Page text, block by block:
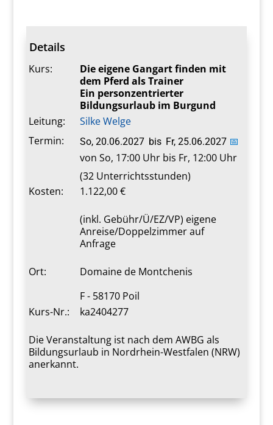
Details
Kurs:
Die eigene Gangart finden mit
dem Pferd als Trainer
Ein personzentrierter
Bildungsurlaub im Burgund
Leitung:
Silke Welge
Termin:
So, 20.06.2027 bis Fr, 25.06.2027 📅
von So, 17:00 Uhr bis Fr, 12:00 Uhr
(32 Unterrichtsstunden)
Kosten:
1.122,00 €
(inkl. Gebühr/Ü/EZ/VP) eigene
Anreise/Doppelzimmer auf
Anfrage
Ort:
Domaine de Montchenis
F - 58170 Poil
Kurs-Nr.:
ka2404277
Die Veranstaltung ist nach dem AWBG als
Bildungsurlaub in Nordrhein-Westfalen (NRW)
anerkannt.